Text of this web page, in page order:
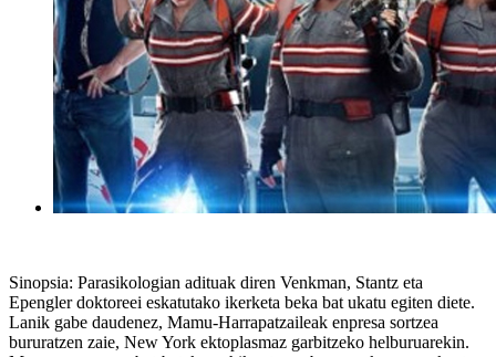
Sinopsia: Parasikologian adituak diren Venkman, Stantz eta
Epengler doktoreei eskatutako ikerketa beka bat ukatu egiten diete.
Lanik gabe daudenez, Mamu-Harrapatzaileak enpresa sortzea
bururatzen zaie, New York ektoplasmaz garbitzeko helburuarekin.